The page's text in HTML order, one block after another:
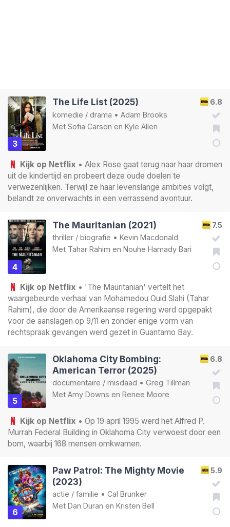
3
6.8
The Life List (2025)
komedie / drama • Adam Brooks
Met Sofia Carson en Kyle Allen
Kijk op Netflix • Alex Rose gaat terug naar haar dromen
uit de kindertijd en probeert deze oude doelen te
verwezenlijken. Terwijl ze haar levenslange ambities volgt,
belandt ze onverwachts in een verrassend avontuur.
4
7.5
The Mauritanian (2021)
thriller / biografie • Kevin Macdonald
Met Tahar Rahim en Nouhe Hamady Bari
Kijk op Netflix • 'The Mauritanian' vertelt het
waargebeurde verhaal van Mohamedou Ouid Slahi (Tahar
Rahim), die door de Amerikaanse regering werd opgepakt
voor de aanslagen op 9/11 en zonder enige vorm van
rechtspraak gevangen werd gezet in Guantamo Bay.
5
6.8
Oklahoma City Bombing:
American Terror (2025)
documentaire / misdaad • Greg Tillman
Met Amy Downs en Renee Moore
Kijk op Netflix • Op 19 april 1995 werd het Alfred P.
Murrah Federal Building in Oklahoma City verwoest door een
bom, waarbij 168 mensen omkwamen.
6
5.9
Paw Patrol: The Mighty Movie
(2023)
actie / familie • Cal Brunker
Met Dan Duran en Kristen Bell